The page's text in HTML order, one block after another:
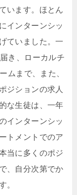
います。ほとん
インターンシッ
ていました。一
き、ローカルチ
ムまで、また、
ジションの求人
な生徒は、一年
インターンシッ
トメントでのア
当に多くのポジ
、自分次第でか
。